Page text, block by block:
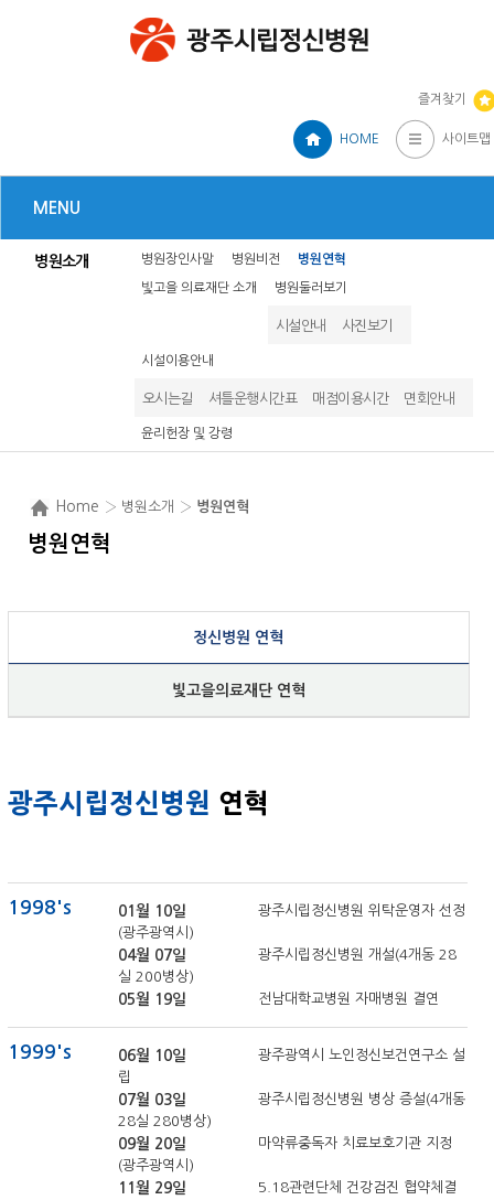
즐겨찾기
HOME 사이트맵
MENU
병원소개 병원장인사말 병원비전 병원연혁
빛고을 의료재단 소개 병원둘러보기
시설안내 사진보기
시설이용안내
오시는길 셔틀운행시간표 매점이용시간 면회안내
윤리헌장 및 강령
Home › 병원소개 › 병원연혁
병원연혁
정신병원 연혁
빛고을의료재단 연혁
광주시립정신병원 연혁
1998's 01월 10일
광주시립정신병원 위탁운영자 선정
(광주광역시)
04월 07일
광주시립정신병원 개설(4개동 28
실 200병상)
05월 19일 전남대학교병원 자매병원 결연
1999's 06월 10일
광주광역시 노인정신보건연구소 설
립
07월 03일
광주시립정신병원 병상 증설(4개동
28실 280병상)
09월 20일
마약류중독자 치료보호기관 지정
(광주광역시)
11월 29일 5.18관련단체 건강검진 협약체결